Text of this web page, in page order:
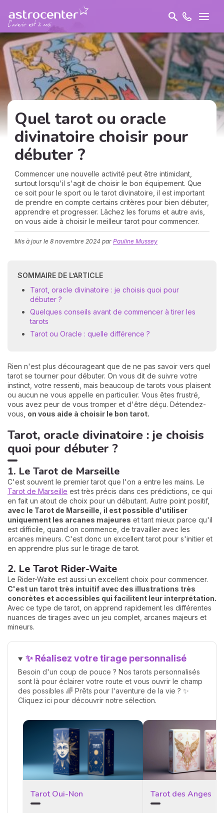
Quel tarot ou oracle
divinatoire choisir pour
débuter ?
Commencer une nouvelle activité peut être intimidant,
surtout lorsqu'il s'agit de choisir le bon équipement. Que
ce soit pour le sport ou le tarot divinatoire, il est important
de prendre en compte certains critères pour bien débuter,
apprendre et progresser. Lâchez les forums et autre avis,
on vous aide à choisir le meilleur tarot pour commencer.
Mis à jour le 8 novembre 2024 par Pauline Mussey
SOMMAIRE DE L’ARTICLE
Tarot, oracle divinatoire : je choisis quoi pour
débuter ?
Quelques conseils avant de commencer à tirer les
tarots
Tarot ou Oracle : quelle différence ?
Rien n'est plus décourageant que de ne pas savoir vers quel
tarot se tourner pour débuter. On vous dit de suivre votre
instinct, votre ressenti, mais beaucoup de tarots vous plaisent
ou aucun ne vous appelle en particulier. Vous êtes frustré,
vous avez peur de vous tromper et d'être déçu. Détendez-
vous, on vous aide à choisir le bon tarot.
Tarot, oracle divinatoire : je choisis
quoi pour débuter ?
1. Le Tarot de Marseille
C'est souvent le premier tarot que l'on a entre les mains. Le
Tarot de Marseille est très précis dans ces prédictions, ce qui
en fait un atout de choix pour un débutant. Autre point positif,
avec le Tarot de Marseille, il est possible d'utiliser
uniquement les arcanes majeures et tant mieux parce qu'il
est difficile, quand on commence, de travailler avec les
arcanes mineurs. C'est donc un excellent tarot pour s'initier et
en apprendre plus sur le tirage de tarot.
2. Le Tarot Rider-Waite
Le Rider-Waite est aussi un excellent choix pour commencer.
C'est un tarot très intuitif avec des illustrations très
concrètes et accessibles qui facilitent leur interprétation.
Avec ce type de tarot, on apprend rapidement les différentes
nuances de tirages avec un jeu complet, arcanes majeurs et
mineurs.
✨ Réalisez votre tirage personnalisé
Besoin d'un coup de pouce ? Nos tarots personnalisés
sont là pour éclairer votre route et vous ouvrir le champ
des possibles 🌈 Prêts pour l'aventure de la vie ? ✨
Cliquez ici pour découvrir notre sélection.
Tarot Oui-Non Tarot des Anges